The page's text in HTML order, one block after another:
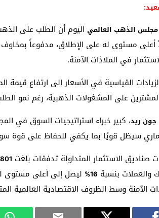
مجلس الذهب العالمي اليوم أن الطلب على الذهب ارتفع بنسبة
مستوى له على الإطلاق، مدفوعاً بمخاوف
في الملاذات الآمنة.
القياسية في الأسعار إلى ارتفاع قيمة
على المشغولات الذهبية، رغم نمو
جون ريد
سيظل قويًا بما يكفي للحفاظ على قوة
الاستثمار المتداولة تدفقات بلغت 801 طن
والعملات بنسبة 16% ليصل إلى أعلى مستوى
الآمنة وسط الظروف الاقتصادية العالمية